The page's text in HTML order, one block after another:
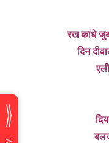
रख कांधे जुआ
दिन